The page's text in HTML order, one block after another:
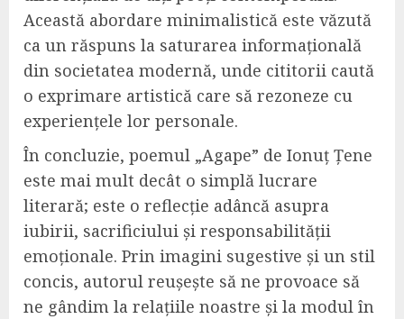
Această abordare minimalistică este văzută
ca un răspuns la saturarea informațională
din societatea modernă, unde cititorii caută
o exprimare artistică care să rezoneze cu
experiențele lor personale.
În concluzie, poemul „Agape” de Ionuț Țene
este mai mult decât o simplă lucrare
literară; este o reflecție adâncă asupra
iubirii, sacrificiului și responsabilității
emoționale. Prin imagini sugestive și un stil
concis, autorul reușește să ne provoace să
ne gândim la relațiile noastre și la modul în